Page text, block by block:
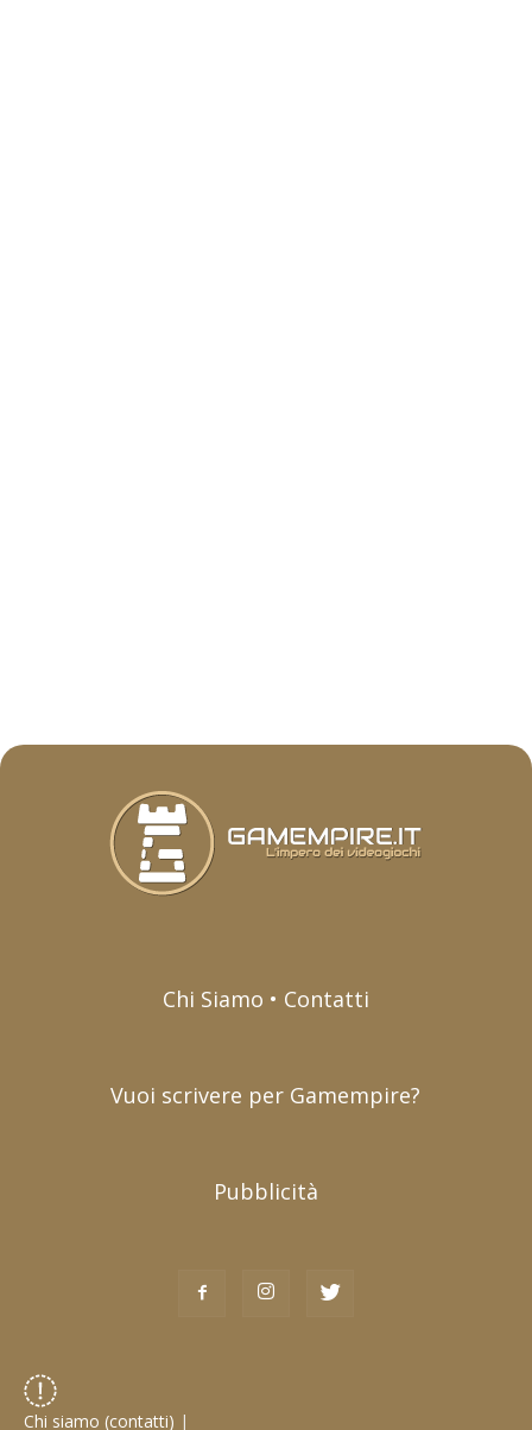
Chi Siamo • Contatti
Vuoi scrivere per Gamempire?
Pubblicità
Chi siamo (contatti) |